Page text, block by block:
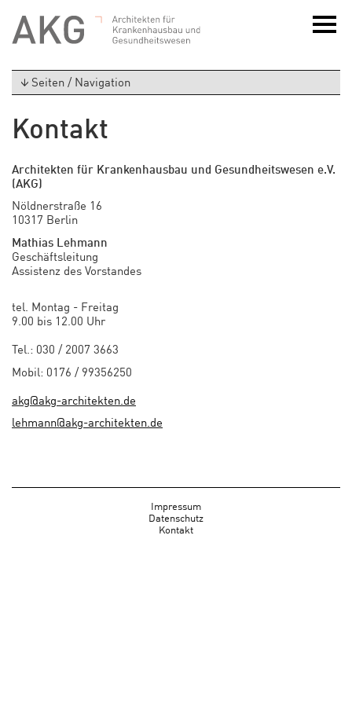
Seiten / Navigation
Kontakt
Architekten für Krankenhausbau und Gesundheitswesen e.V.
(AKG)
Nöldnerstraße 16
10317 Berlin
Mathias Lehmann
Geschäftsleitung
Assistenz des Vorstandes
tel. Montag - Freitag
9.00 bis 12.00 Uhr
Tel.: 030 / 2007 3663
Mobil: 0176 / 99356250
akg@akg-architekten.de
lehmann@akg-architekten.de
Impressum
Datenschutz
Kontakt